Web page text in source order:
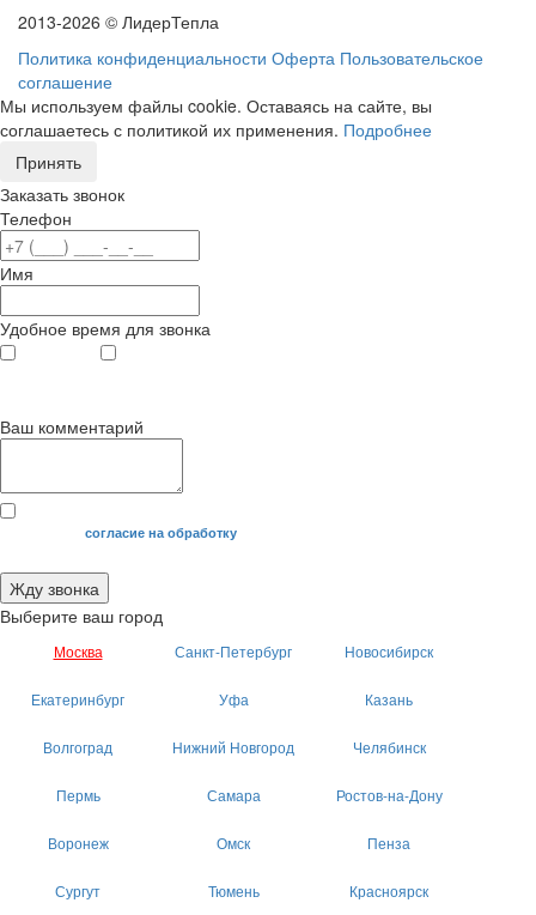
2013-2026 © ЛидерТепла
Политика конфиденциальности Оферта Пользовательское
соглашение
Мы используем файлы cookie. Оставаясь на сайте, вы
соглашаетесь с политикой их применения. Подробнее
Принять
Заказать звонок
Телефон
Имя
Удобное время для звонка
Ваш комментарий
Я даю своесогласие на обработку
Жду звонка
Выберите ваш город
Москва Санкт-Петербург Новосибирск
Екатеринбург Уфа Казань
Волгоград Нижний Новгород Челябинск
Пермь Самара Ростов-на-Дону
Воронеж Омск Пенза
Сургут Тюмень Красноярск